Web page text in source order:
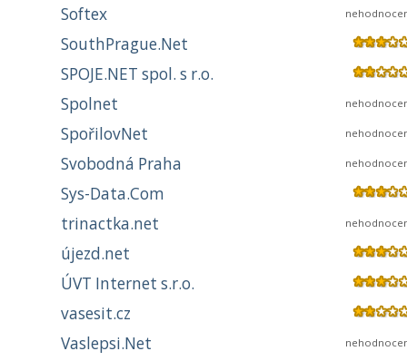
Softex
SouthPrague.Net
SPOJE.NET spol. s r.o.
Spolnet
SpořilovNet
Svobodná Praha
Sys-Data.Com
trinactka.net
újezd.net
ÚVT Internet s.r.o.
vasesit.cz
Vaslepsi.Net